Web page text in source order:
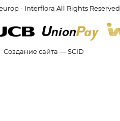
- Interflora All Rights Reserved
Создание сайта — SCID